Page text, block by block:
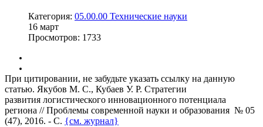
Категория: 05.00.00 Технические науки
16 март
Просмотров: 1733
При цитировании, не забудьте указать ссылку на данную
статью. Якубов М. С., Кубаев У. Р. Стратегии
развития логистического инновационного потенциала
региона // Проблемы современной науки и образования № 05
(47), 2016. - С. {см. журнал}